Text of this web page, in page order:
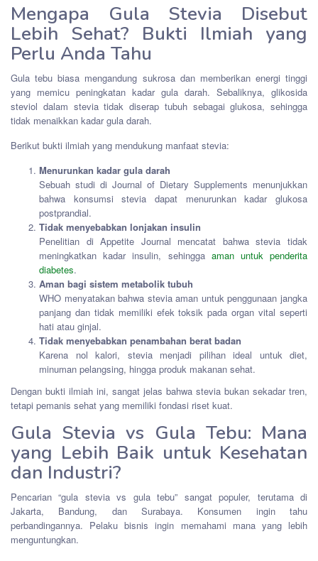
Mengapa Gula Stevia Disebut
Lebih Sehat? Bukti Ilmiah yang
Perlu Anda Tahu
Gula tebu biasa mengandung sukrosa dan memberikan energi tinggi
yang memicu peningkatan kadar gula darah. Sebaliknya, glikosida
steviol dalam stevia tidak diserap tubuh sebagai glukosa, sehingga
tidak menaikkan kadar gula darah.
Berikut bukti ilmiah yang mendukung manfaat stevia:
Menurunkan kadar gula darah
Sebuah studi di Journal of Dietary Supplements menunjukkan
bahwa konsumsi stevia dapat menurunkan kadar glukosa
postprandial.
Tidak menyebabkan lonjakan insulin
Penelitian di Appetite Journal mencatat bahwa stevia tidak
meningkatkan kadar insulin, sehingga aman untuk penderita
diabetes.
Aman bagi sistem metabolik tubuh
WHO menyatakan bahwa stevia aman untuk penggunaan jangka
panjang dan tidak memiliki efek toksik pada organ vital seperti
hati atau ginjal.
Tidak menyebabkan penambahan berat badan
Karena nol kalori, stevia menjadi pilihan ideal untuk diet,
minuman pelangsing, hingga produk makanan sehat.
Dengan bukti ilmiah ini, sangat jelas bahwa stevia bukan sekadar tren,
tetapi pemanis sehat yang memiliki fondasi riset kuat.
Gula Stevia vs Gula Tebu: Mana
yang Lebih Baik untuk Kesehatan
dan Industri?
Pencarian “gula stevia vs gula tebu” sangat populer, terutama di
Jakarta, Bandung, dan Surabaya. Konsumen ingin tahu
perbandingannya. Pelaku bisnis ingin memahami mana yang lebih
menguntungkan.